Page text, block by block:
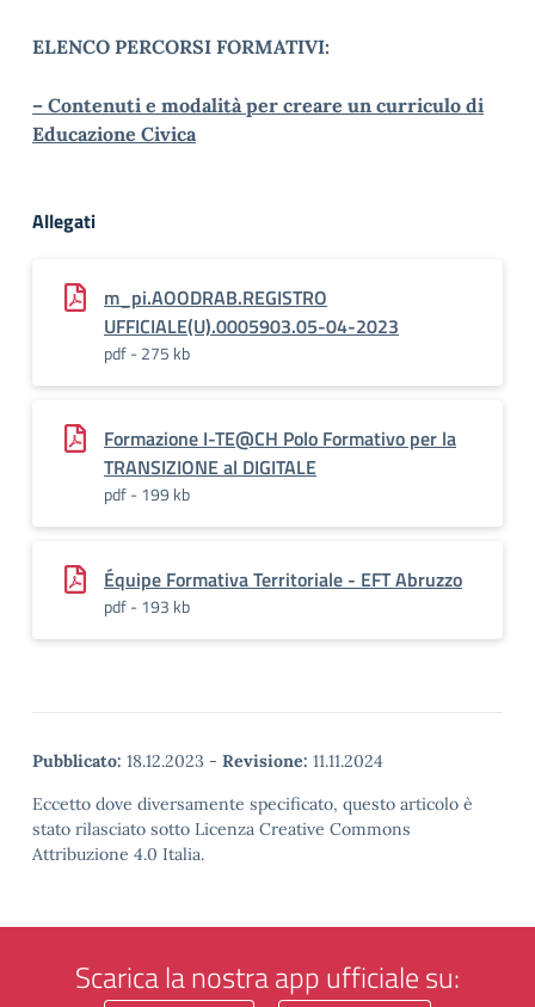
ELENCO PERCORSI FORMATIVI:
– Contenuti e modalità per creare un curriculo di
Educazione Civica
Allegati
m_pi.AOODRAB.REGISTRO
UFFICIALE(U).0005903.05-04-2023
pdf - 275 kb
Formazione I-TE@CH Polo Formativo per la
TRANSIZIONE al DIGITALE
pdf - 199 kb
Équipe Formativa Territoriale - EFT Abruzzo
pdf - 193 kb
Pubblicato: 18.12.2023 - Revisione: 11.11.2024
Eccetto dove diversamente specificato, questo articolo è
stato rilasciato sotto Licenza Creative Commons
Attribuzione 4.0 Italia.
Scarica la nostra app ufficiale su: